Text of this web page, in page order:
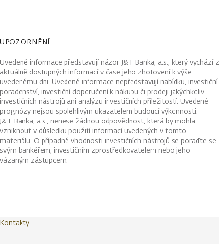
UPOZORNĚNÍ
Uvedené informace představují názor J&T Banka, a.s., který vychází z
aktuálně dostupných informací v čase jeho zhotovení k výše
uvedenému dni. Uvedené informace nepředstavují nabídku, investiční
poradenství, investiční doporučení k nákupu či prodeji jakýchkoliv
investičních nástrojů ani analýzu investičních příležitostí. Uvedené
prognózy nejsou spolehlivým ukazatelem budoucí výkonnosti.
J&T Banka, a.s., nenese žádnou odpovědnost, která by mohla
vzniknout v důsledku použití informací uvedených v tomto
materiálu. O případné vhodnosti investičních nástrojů se poraďte se
svým bankéřem, investičním zprostředkovatelem nebo jeho
vázaným zástupcem.
Kontakty